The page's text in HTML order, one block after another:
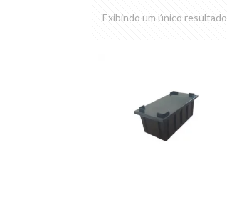
Exibindo um único resultado